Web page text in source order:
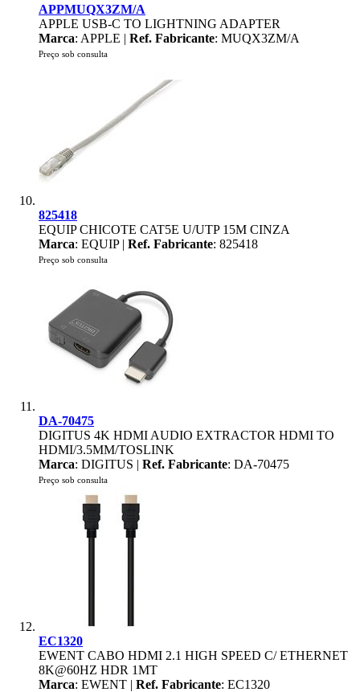
APPMUQX3ZM/A
APPLE USB-C TO LIGHTNING ADAPTER
Marca: APPLE | Ref. Fabricante: MUQX3ZM/A
Preço sob consulta
825418
EQUIP CHICOTE CAT5E U/UTP 15M CINZA
Marca: EQUIP | Ref. Fabricante: 825418
Preço sob consulta
DA-70475
DIGITUS 4K HDMI AUDIO EXTRACTOR HDMI TO
HDMI/3.5MM/TOSLINK
Marca: DIGITUS | Ref. Fabricante: DA-70475
Preço sob consulta
EC1320
EWENT CABO HDMI 2.1 HIGH SPEED C/ ETHERNET
8K@60HZ HDR 1MT
Marca: EWENT | Ref. Fabricante: EC1320